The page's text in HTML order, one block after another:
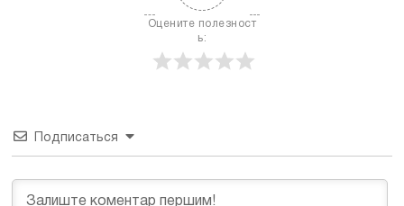
Оцените полезност
ь:
Подписаться